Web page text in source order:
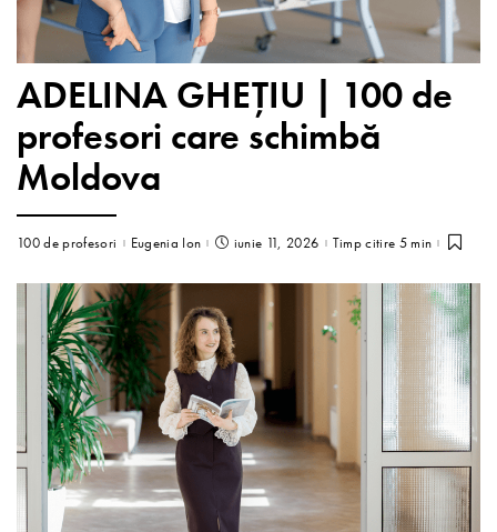
ADELINA GHEȚIU | 100 de
profesori care schimbă
Moldova
100 de profesori Eugenia Ion iunie 11, 2026 Timp citire 5 min